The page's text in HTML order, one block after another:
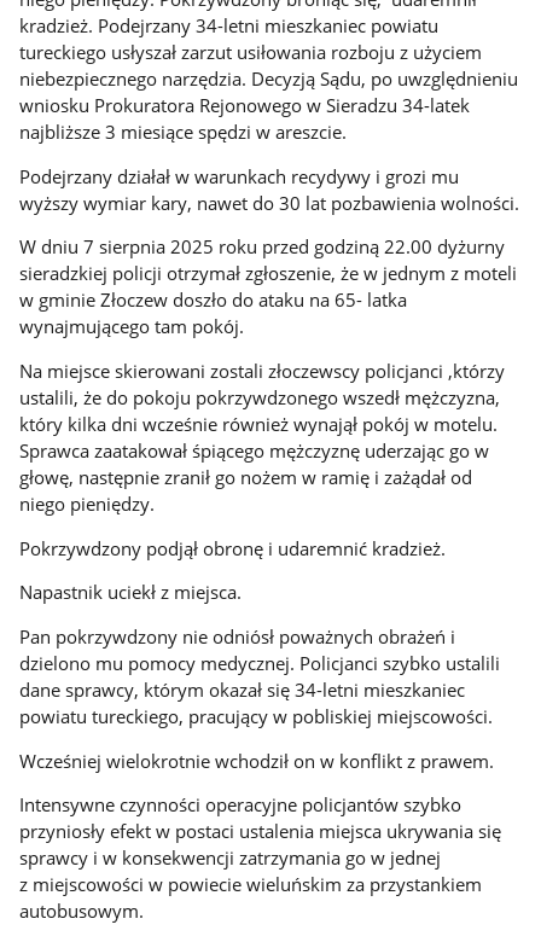
kradzież. Podejrzany 34-letni mieszkaniec powiatu
tureckiego usłyszał zarzut usiłowania rozboju z użyciem
niebezpiecznego narzędzia. Decyzją Sądu, po uwzględnieniu
wniosku Prokuratora Rejonowego w Sieradzu 34-latek
najbliższe 3 miesiące spędzi w areszcie.
Podejrzany działał w warunkach recydywy i grozi mu
wyższy wymiar kary, nawet do 30 lat pozbawienia wolności.
W dniu 7 sierpnia 2025 roku przed godziną 22.00 dyżurny
sieradzkiej policji otrzymał zgłoszenie, że w jednym z moteli
w gminie Złoczew doszło do ataku na 65- latka
wynajmującego tam pokój.
Na miejsce skierowani zostali złoczewscy policjanci ,którzy
ustalili, że do pokoju pokrzywdzonego wszedł mężczyzna,
który kilka dni wcześnie również wynajął pokój w motelu.
Sprawca zaatakował śpiącego mężczyznę uderzając go w
głowę, następnie zranił go nożem w ramię i zażądał od
niego pieniędzy.
Pokrzywdzony podjął obronę i udaremnić kradzież.
Napastnik uciekł z miejsca.
Pan pokrzywdzony nie odniósł poważnych obrażeń i
dzielono mu pomocy medycznej. Policjanci szybko ustalili
dane sprawcy, którym okazał się 34-letni mieszkaniec
powiatu tureckiego, pracujący w pobliskiej miejscowości.
Wcześniej wielokrotnie wchodził on w konflikt z prawem.
Intensywne czynności operacyjne policjantów szybko
przyniosły efekt w postaci ustalenia miejsca ukrywania się
sprawcy i w konsekwencji zatrzymania go w jednej
z miejscowości w powiecie wieluńskim za przystankiem
autobusowym.